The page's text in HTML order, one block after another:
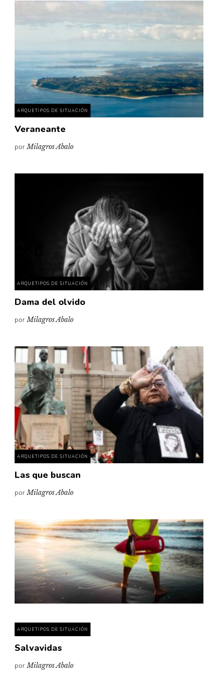
ARQUETIPOS DE SITUACIÓN
Veraneante
porMilagros Abalo
ARQUETIPOS DE SITUACIÓN
Dama del olvido
porMilagros Abalo
ARQUETIPOS DE SITUACIÓN
Las que buscan
porMilagros Abalo
ARQUETIPOS DE SITUACIÓN
Salvavidas
porMilagros Abalo